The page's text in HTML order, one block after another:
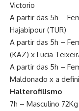
Victorio
A partir das 5h –
Hajabipour (TUR)
A partir das 5h –
(KAZ) x Lucia
A partir das 5h –
Maldonado x a
Halterofilismo
7h – Masculino